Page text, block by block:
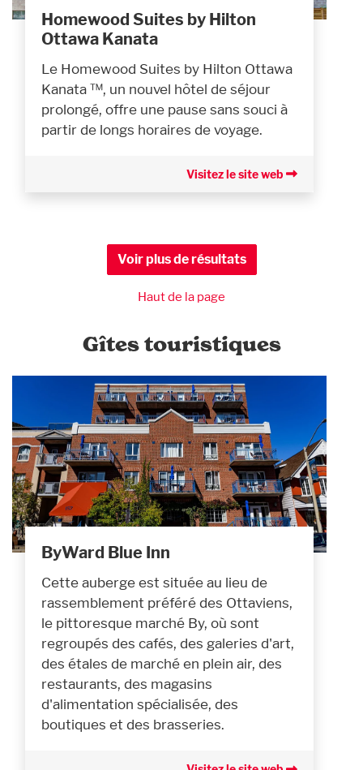
Homewood Suites by Hilton
Ottawa Kanata
Le Homewood Suites by Hilton Ottawa
Kanata ™, un nouvel hôtel de séjour
prolongé, offre une pause sans souci à
partir de longs horaires de voyage.
Visitez le site web
Voir plus de résultats
Haut de la page
Gîtes touristiques
ByWard Blue Inn
Cette auberge est située au lieu de
rassemblement préféré des Ottaviens,
le pittoresque marché By, où sont
regroupés des cafés, des galeries d'art,
des étales de marché en plein air, des
restaurants, des magasins
d'alimentation spécialisée, des
boutiques et des brasseries.